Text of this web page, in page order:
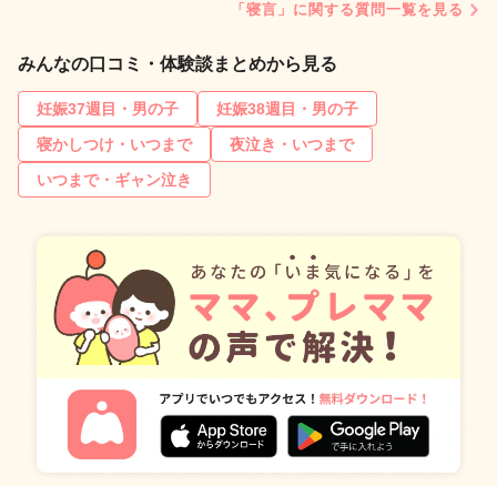
「寝言」に関する質問一覧を見る
みんなの口コミ・体験談まとめから見る
妊娠37週目・男の子
妊娠38週目・男の子
寝かしつけ・いつまで
夜泣き・いつまで
いつまで・ギャン泣き